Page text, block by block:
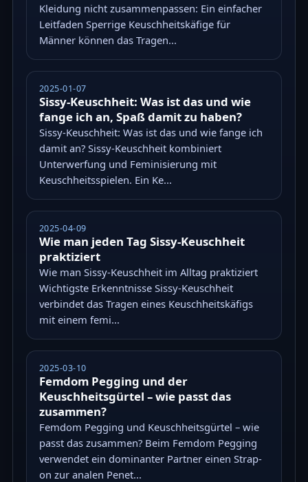
Kleidung nicht zusammenpassen: Ein einfacher
Leitfaden Sperrige Keuschheitskäfige für
Männer können das Tragen...
2025-01-07
Sissy-Keuschheit: Was ist das und wie
fange ich an, Spaß damit zu haben?
Sissy-Keuschheit: Was ist das und wie fange ich
damit an? Sissy-Keuschheit kombiniert
Unterwerfung und Feminisierung mit
Keuschheitsspielen. Ein Ke...
2025-04-09
Wie man jeden Tag Sissy-Keuschheit
praktiziert
Wie man Sissy-Keuschheit im Alltag praktiziert
Wichtigste Erkenntnisse Sissy-Keuschheit
verbindet das Tragen eines Keuschheitskäfigs
mit einem femi...
2025-03-10
Femdom Pegging und der
Keuschheitsgürtel – wie passt das
zusammen?
Femdom Pegging und Keuschheitsgürtel – wie
passt das zusammen? Beim Femdom Pegging
verwendet ein dominanter Partner einen Strap-
on zur analen Penet...